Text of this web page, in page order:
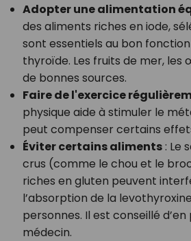
Adopter une alimentation
des aliments riches en iode,
sont essentiels au bon
thyroïde. Les fruits de mer, les
de bonnes sources.
Faire de l'exercice
physique aide à stimuler le
peut compenser certains
Éviter certains aliments: Le
crus (comme le chou et le
riches en gluten peuvent
l’absorption de la
personnes. Il est conseillé
médecin.